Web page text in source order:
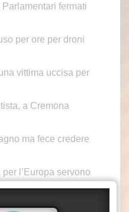
fermati
per ore per droni
vittima uccisa per
a Cremona
ma fece credere
l’Europa servono